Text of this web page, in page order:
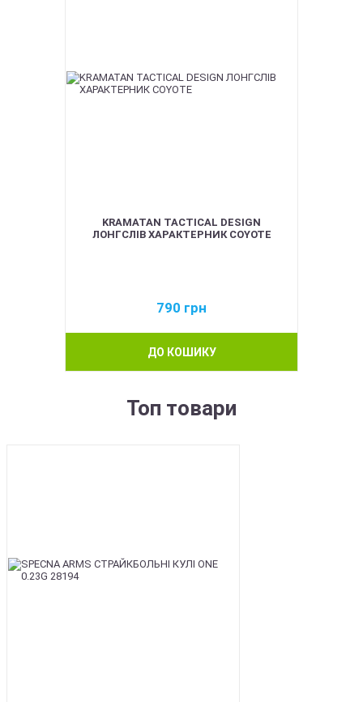
KRAMATAN TACTICAL DESIGN
ЛОНГСЛІВ ХАРАКТЕРНИК COYOTE
790 грн
ДО КОШИКУ
Топ товари